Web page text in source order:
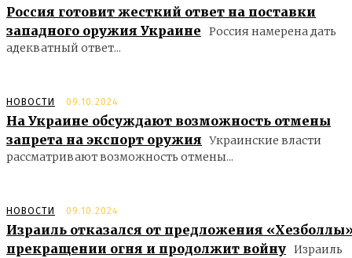
Россия готовит жесткий ответ на поставки
западного оружия Украине
Россия намерена дать
адекватный ответ...
НОВОСТИ 09.10.2024
На Украине обсуждают возможность отмены
запрета на экспорт оружия
Украинские власти
рассматривают возможность отмены...
НОВОСТИ 09.10.2024
Израиль отказался от предложения
прекращении огня и продолжит войну Израиль